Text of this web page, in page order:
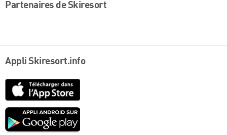
Partenaires de Skiresort
Appli Skiresort.info
Google